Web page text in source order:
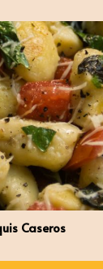
Caseros